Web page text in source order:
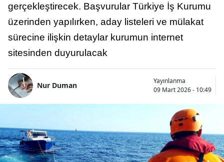
gerçekleştirecek. Başvurular Türkiye İş Kurumu
üzerinden yapılırken, aday listeleri ve mülakat
sürecine ilişkin detaylar kurumun internet
sitesinden duyurulacak
Nur Duman
Yayınlanma
09 Mart 2026 - 10:49